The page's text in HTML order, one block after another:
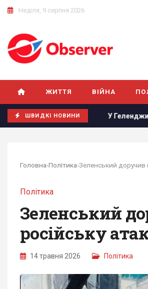
Неділя, 9 серпня 2026
ЖИТТЯ ВІЙНА
ШВИДКІ НОВИНИ
У Геленджику знищено
Головна›Політика›
Політика
Зеленський
російську
14 травня 2026 Політика